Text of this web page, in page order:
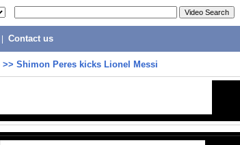
Contact us
>> Shimon Peres kicks Lionel Messi